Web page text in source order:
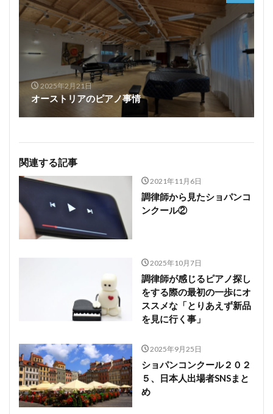
2025年2月21日
オーストリアのピアノ事情
関連する記事
2021年11月6日
調律師から見たショパンコ
ンクール②
2025年10月7日
調律師が感じるピアノ探し
をする際の最初の一歩にオ
ススメな「とりあえず新品
を見に行く事」
2025年9月25日
ショパンコンクール２０２
５、日本人出場者SNSまと
め